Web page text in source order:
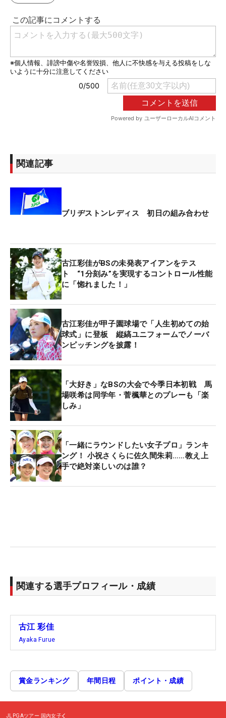
関連記事
ブリヂストンレディス 初日の組み合わせ
古江彩佳がBSの未発表アイアンをテス
ト “1分刻み”を実現するコントロール性能
に「惚れました！」
古江彩佳が甲子園球場で「人生初めての始
球式」に登板 縦縞ユニフォームでノーバ
ンピッチングを披露！
「大好き」なBSの大会で今季日本初戦 馬
場咲希は同学年・菅楓華とのプレーも「楽
しみ」
「一緒にラウンドしたい女子プロ」ランキ
ング！ 小祝さくらに佐久間朱莉……教え上
手で絶対楽しいのは誰？
関連する選手プロフィール・成績
古江 彩佳
Ayaka Furue
賞金ランキング 年間日程 ポイント・成績
JLPGAツアー 国内女子